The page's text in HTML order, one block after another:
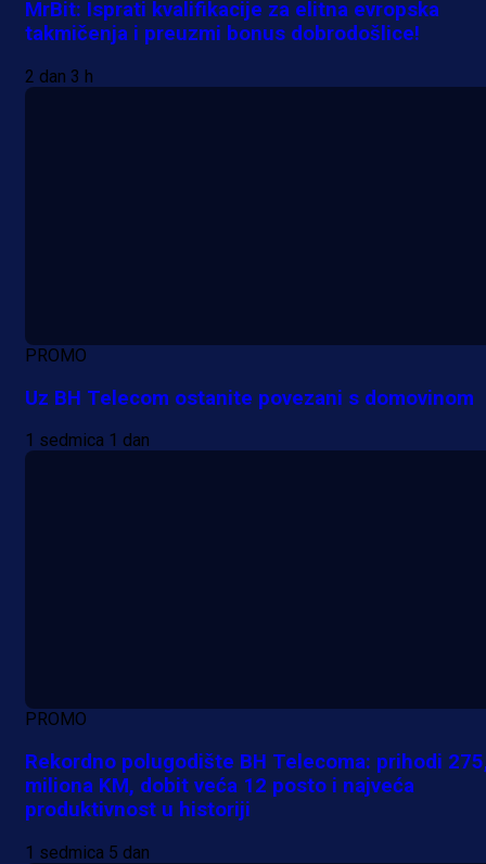
MrBit: Isprati kvalifikacije za elitna evropska
takmičenja i preuzmi bonus dobrodošlice!
2 dan 3 h
PROMO
Uz BH Telecom ostanite povezani s domovinom
1 sedmica 1 dan
PROMO
Rekordno polugodište BH Telecoma: prihodi
miliona KM, dobit veća 12 posto i najveća
produktivnost u historiji
1 sedmica 5 dan